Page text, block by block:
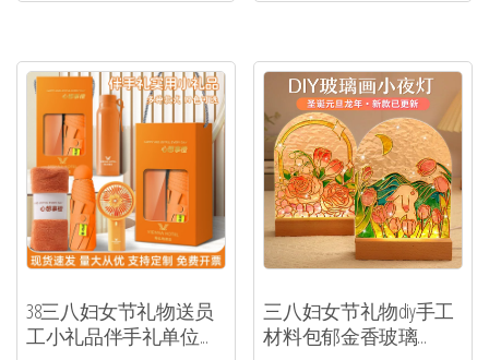
38三八妇女节礼物送员
工小礼品伴手礼单位...
三八妇女节礼物diy手工
材料包郁金香玻璃...